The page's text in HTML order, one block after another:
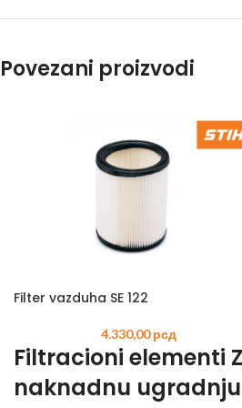
Povezani proizvodi
Filter vazduha SE 122
4.330,00рсд
Filtracioni elementi
naknadnu